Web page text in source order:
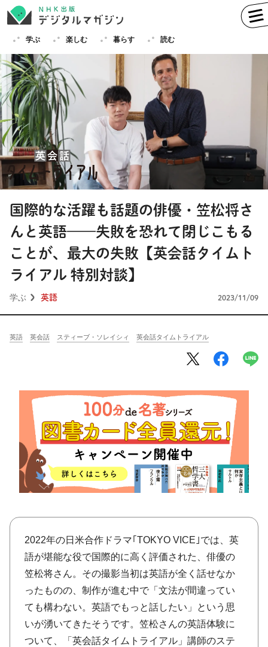
学ぶ 楽しむ 暮らす 読む
学ぶ 英語 フランス語
ドイツ語 イタリア語
スペイン語
その他
楽しむ 趣味 俳句 短歌 囲碁
将棋
暮らす ハンドメイド
NHK出版新書
作品 その他
きょうのレシピ
レシピ その他
ABOUT
keyword
国際的な活躍も話題の俳優・笠松将さ
んと英語——失敗を恐れて閉じこもる
ことが、最大の失敗【英会話タイムト
ライアル 特別対談】
学ぶ 英語 2023/11/09
英語 英会話 スティーブ・ソレイシィ 英会話タイムトライアル
2022年の日米合作ドラマ｢TOKYO VICE｣では、英
語が堪能な役で国際的に高く評価された、俳優の
笠松将さん。その撮影当初は英語が全く話せなか
ったものの、制作が進む中で「文法が間違ってい
ても構わない。英語でもっと話したい」という思
いが湧いてきたそうです。笠松さんの英語体験に
ついて、「英会話タイムトライアル」講師のステ